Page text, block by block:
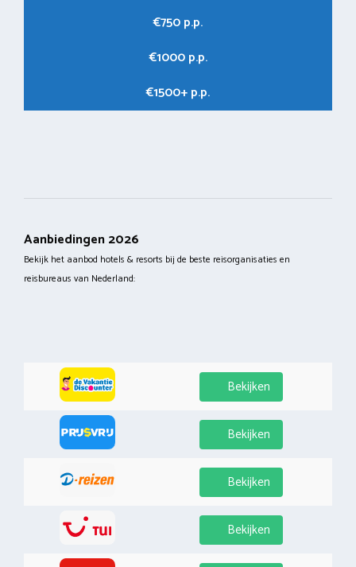
€750 p.p.
€1000 p.p.
€1500+ p.p.
Aanbiedingen 2026
Bekijk het aanbod hotels & resorts bij de beste reisorganisaties en
reisbureaus van Nederland:
Bekijken
Bekijken
Bekijken
Bekijken